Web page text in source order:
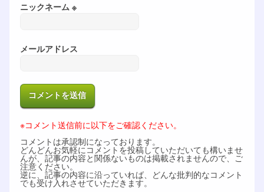
ニックネーム ※
メールアドレス
※コメント送信前に以下をご確認ください。
コメントは承認制になっております。
どんどんお気軽にコメントを投稿していただいても構いませ
んが、記事の内容と関係ないものは掲載されませんので、ご
注意ください。
逆に、記事の内容に沿っていれば、どんな批判的なコメント
でも受け入れさせていただきます。